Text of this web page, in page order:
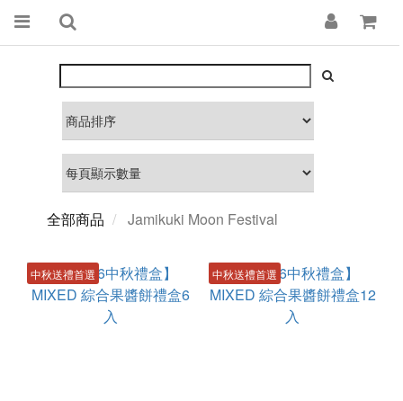
全部商品 Jamikuki Moon Festival
中秋送禮首選 中秋送禮首選